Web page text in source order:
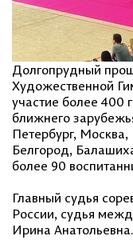
Долгопрудный
Художественной
участие более 400
ближнего
Петербург, Москва,
Белгород,
более 90
Главный судья
России, судья
Ирина Анатольевна.